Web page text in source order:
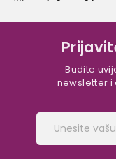
Budite
newsletter i